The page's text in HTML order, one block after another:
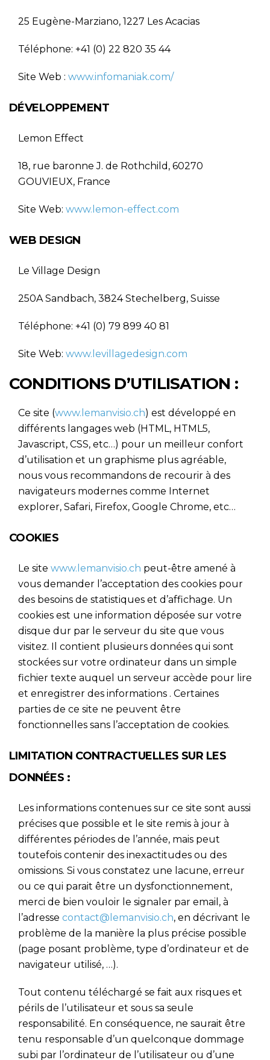
25 Eugène-Marziano, 1227 Les Acacias
Téléphone: +41 (0) 22 820 35 44
Site Web : www.infomaniak.com/
DÉVELOPPEMENT
Lemon Effect
18, rue baronne J. de Rothchild, 60270
GOUVIEUX, France
Site Web: www.lemon-effect.com
WEB DESIGN
Le Village Design
250A Sandbach, 3824 Stechelberg, Suisse
Téléphone: +41 (0) 79 899 40 81
Site Web: www.levillagedesign.com
CONDITIONS D’UTILISATION :
Ce site (www.lemanvisio.ch) est développé en
différents langages web (HTML, HTML5,
Javascript, CSS, etc…) pour un meilleur confort
d’utilisation et un graphisme plus agréable,
nous vous recommandons de recourir à des
navigateurs modernes comme Internet
explorer, Safari, Firefox, Google Chrome, etc…
COOKIES
Le site www.lemanvisio.ch peut-être amené à
vous demander l’acceptation des cookies pour
des besoins de statistiques et d’affichage. Un
cookies est une information déposée sur votre
disque dur par le serveur du site que vous
visitez. Il contient plusieurs données qui sont
stockées sur votre ordinateur dans un simple
fichier texte auquel un serveur accède pour lire
et enregistrer des informations . Certaines
parties de ce site ne peuvent être
fonctionnelles sans l’acceptation de cookies.
LIMITATION CONTRACTUELLES SUR LES
DONNÉES :
Les informations contenues sur ce site sont aussi
précises que possible et le site remis à jour à
différentes périodes de l’année, mais peut
toutefois contenir des inexactitudes ou des
omissions. Si vous constatez une lacune, erreur
ou ce qui parait être un dysfonctionnement,
merci de bien vouloir le signaler par email, à
l’adresse contact@lemanvisio.ch, en décrivant le
problème de la manière la plus précise possible
(page posant problème, type d’ordinateur et de
navigateur utilisé, …).
Tout contenu téléchargé se fait aux risques et
périls de l’utilisateur et sous sa seule
responsabilité. En conséquence, ne saurait être
tenu responsable d’un quelconque dommage
subi par l’ordinateur de l’utilisateur ou d’une